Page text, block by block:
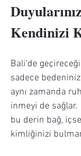
Kendinizi
Bali’de
sadece
aynı zamanda
inmeyi de sağlar.
bu derin bağ,
kimliğinizi